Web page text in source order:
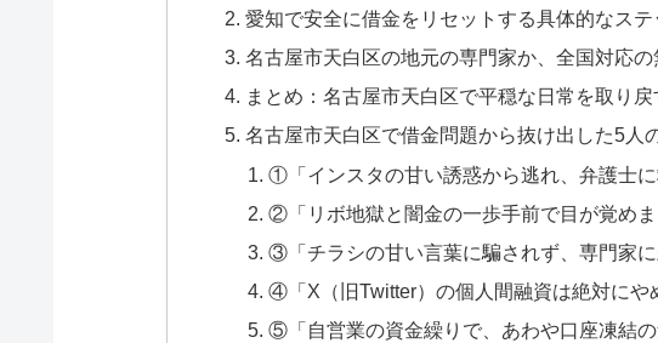
愛知で安全に借金をリセットする具体的なステ
名古屋市天白区の地元の専門家か、全国対応
まとめ：名古屋市天白区で平穏な日常を取り戻
名古屋市天白区で借金問題から抜け出した5人
①「インスタの甘い誘惑から逃れ、弁護士に
②「リボ地獄と闇金の一歩手前で目が覚めま
③「チラシの甘い言葉に騙されず、専門家に
④「X（旧Twitter）の個人間融資は絶対にや
⑤「自営業の資金繰りで、あわや口座凍結の